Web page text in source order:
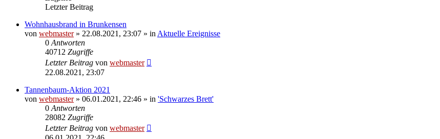
Letzter Beitrag
Wohnhausbrand in Brunkensen
von webmaster» 22.08.2021, 23:07 » in Aktuelle Ereignisse
0 Antworten
40712 Zugriffe
Letzter Beitrag von webmaster
22.08.2021, 23:07
Tannenbaum-Aktion 2021
von webmaster» 06.01.2021, 22:46 » in 'Schwarzes Brett'
0 Antworten
28082 Zugriffe
Letzter Beitrag von webmaster